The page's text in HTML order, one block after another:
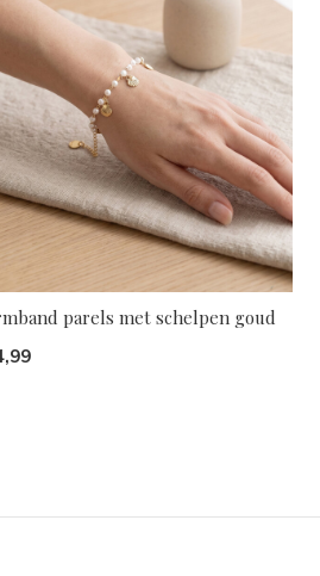
parels met schelpen goud